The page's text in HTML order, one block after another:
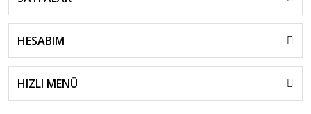
HESABIM
HIZLI MENÜ